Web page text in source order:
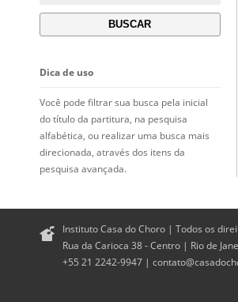
Dica de uso
Você pode filtrar sua busca pela inicial
do título da partitura, na pesquisa
alfabética, ou realizar uma busca mais
direcionada, através dos itens da
pesquisa avançada.
Instituto Casa do Choro | Todos os
Rua da Carioca 38 - Centro | Rio de
+55 21 2242-9947 |